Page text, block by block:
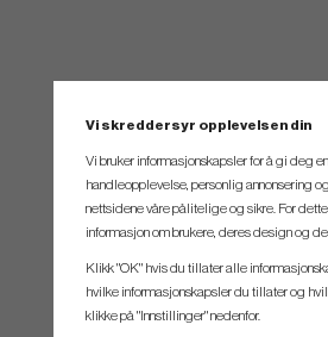
Vi skreddersyr opplevelsen din
Vi bruker informasjonskapsler for å gi deg
handleopplevelse, personlig annonsering
nettsidene våre pålitelige og sikre. For
informasjon om brukere, deres design og
Klikk "OK" hvis du tillater alle
hvilke informasjonskapsler du tillater og
klikke på "Innstillinger" nedenfor.